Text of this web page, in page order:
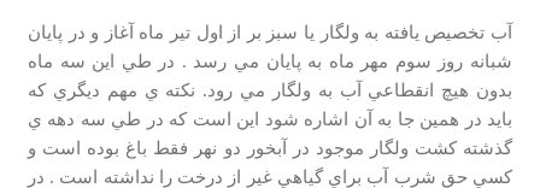
آب تخصيص يافته به ولگار يا سبز بر از اول تير ماه آغاز و در پايان
شبانه روز سوم مهر ماه به پايان مي رسد . در طي اين سه ماه
بدون هيچ انقطاعي آب به ولگار مي رود. نكته ي مهم ديگري كه
بايد در همين جا به آن اشاره شود اين است كه در طي سه دهه ي
گذشته كشت ولگار موجود در آبخور دو نهر فقط باغ بوده است و
كسي حق شرب آب براي گياهي غير از درخت را نداشته است . در